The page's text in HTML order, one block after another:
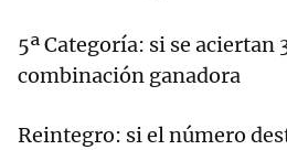
5ª Categoría: si se aciertan
combinación ganadora
Reintegro: si el número